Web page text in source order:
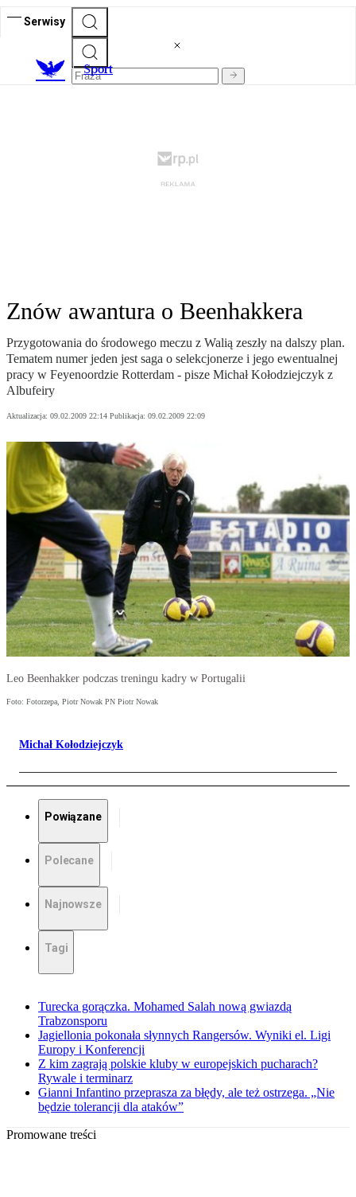
Serwisy
Sport
Znów awantura o Beenhakkera
Przygotowania do środowego meczu z Walią zeszły na dalszy plan.
Tematem numer jeden jest saga o selekcjonerze i jego ewentualnej
pracy w Feyenoordzie Rotterdam - pisze Michał Kołodziejczyk z
Albufeiry
Aktualizacja: 09.02.2009 22:14 Publikacja: 09.02.2009 22:09
Leo Beenhakker podczas treningu kadry w Portugalii
Foto: Fotorzepa, Piotr Nowak PN Piotr Nowak
Michał Kołodziejczyk
Powiązane
Polecane
Najnowsze
Tagi
Turecka gorączka. Mohamed Salah nową gwiazdą
Trabzonsporu
Jagiellonia pokonała słynnych Rangersów. Wyniki el. Ligi
Europy i Konferencji
Z kim zagrają polskie kluby w europejskich pucharach?
Rywale i terminarz
Gianni Infantino przeprasza za błędy, ale też ostrzega. „Nie
będzie tolerancji dla ataków”
Promowane treści